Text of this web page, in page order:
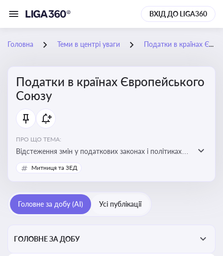
ВХІД ДО LIGA360
Головна Теми в центрі уваги Податки в країнах Європейського Союзу
Податки в країнах Європейського
Союзу
ПРО ЩО ТЕМА:
Відстеження змін у податкових законах і політиках
країн ЄС. Моніторинг кейсів, що впливають на бізнес-
процеси та фінансову звітність
Митниця та ЗЕД
Головне за добу (AI) Усі публікації
ГОЛОВНЕ ЗА ДОБУ